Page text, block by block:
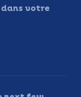
votre